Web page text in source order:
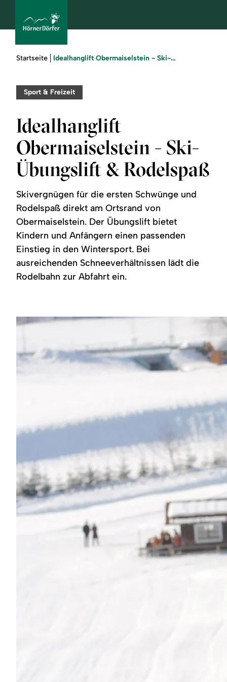
Urlaub
buchen
Sommer
Winter
Region
Service
Sie
Startseite Idealhanglift Obermaiselstein - Ski-Übungslift & Rodelspaß
Sport & Freizeit
Idealhanglift
Obermaiselstein - Ski-
Übungslift & Rodelspaß
Skivergnügen für die ersten Schwünge und
Rodelspaß direkt am Ortsrand von
Obermaiselstein. Der Übungslift bietet
Kindern und Anfängern einen passenden
Einstieg in den Wintersport. Bei
ausreichenden Schneeverhältnissen lädt die
Rodelbahn zur Abfahrt ein.